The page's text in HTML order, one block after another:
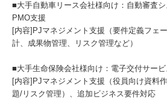
■大手自動車リース会社様向け：自動審査
PMO支援
[内容]PJマネジメント支援（要件定義フェ
計、成果物管理、リスク管理など）
■大手生命保険会社様向け：電子交付サー
[内容]PJマネジメント支援（役員向け資料
題/リスク管理）、追加ビジネス要件対応